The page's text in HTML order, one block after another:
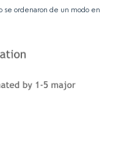
se ordenaron de un modo en